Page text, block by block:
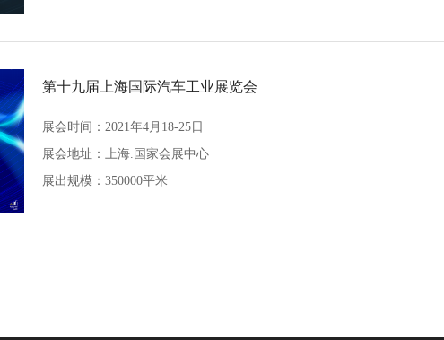
第十九届上海国际汽车工业展览会
展会时间：2021年4月18-25日
展会地址： 上海.国家会展中心
展出规模：350000平米